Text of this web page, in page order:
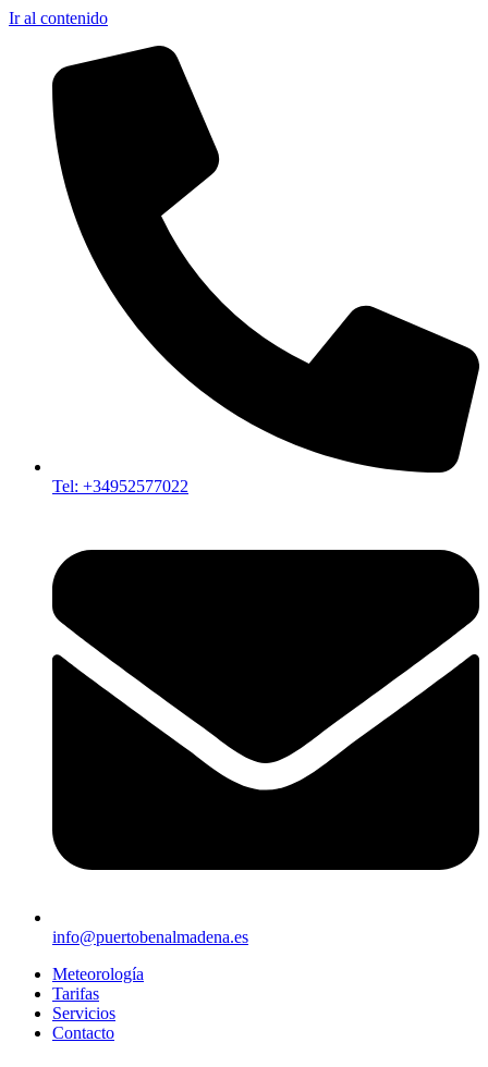
Ir al contenido
Tel: +34952577022
info@puertobenalmadena.es
Meteorología
Tarifas
Servicios
Contacto